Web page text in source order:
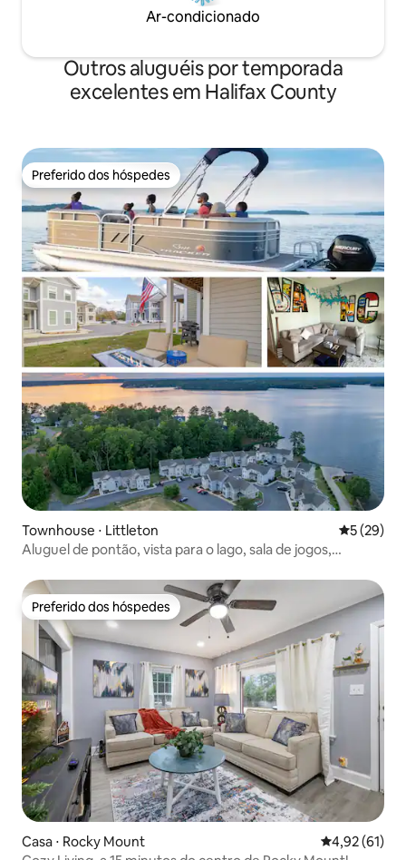
Ar-condicionado
Outros aluguéis por temporada
excelentes em Halifax County
Preferido dos hóspedes
Preferido dos hóspedes
Townhouse ⋅ Littleton 5 de uma
5 (29)
Aluguel de pontão, vista para o lago, sala de jogos,
Preferido dos hóspedes
Preferido dos hóspedes
Casa ⋅ Rocky Mount 4,92 de uma
4,92 (61)